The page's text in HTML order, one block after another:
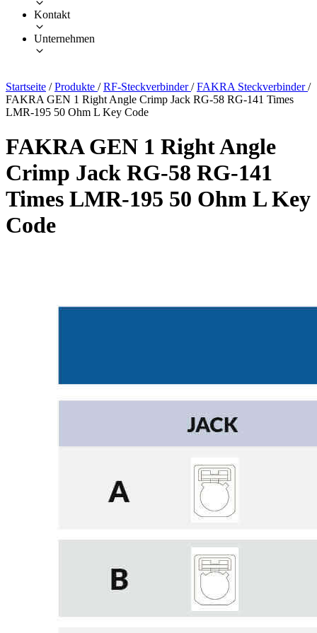
Kontakt
Unternehmen
Startseite / Produkte / RF-Steckverbinder/ FAKRA Steckverbinder/
FAKRA GEN 1 Right Angle Crimp Jack RG-58 RG-141 Times
LMR-195 50 Ohm L Key Code
FAKRA GEN 1 Right Angle
Crimp Jack RG-58 RG-141
Times LMR-195 50 Ohm L Key
Code